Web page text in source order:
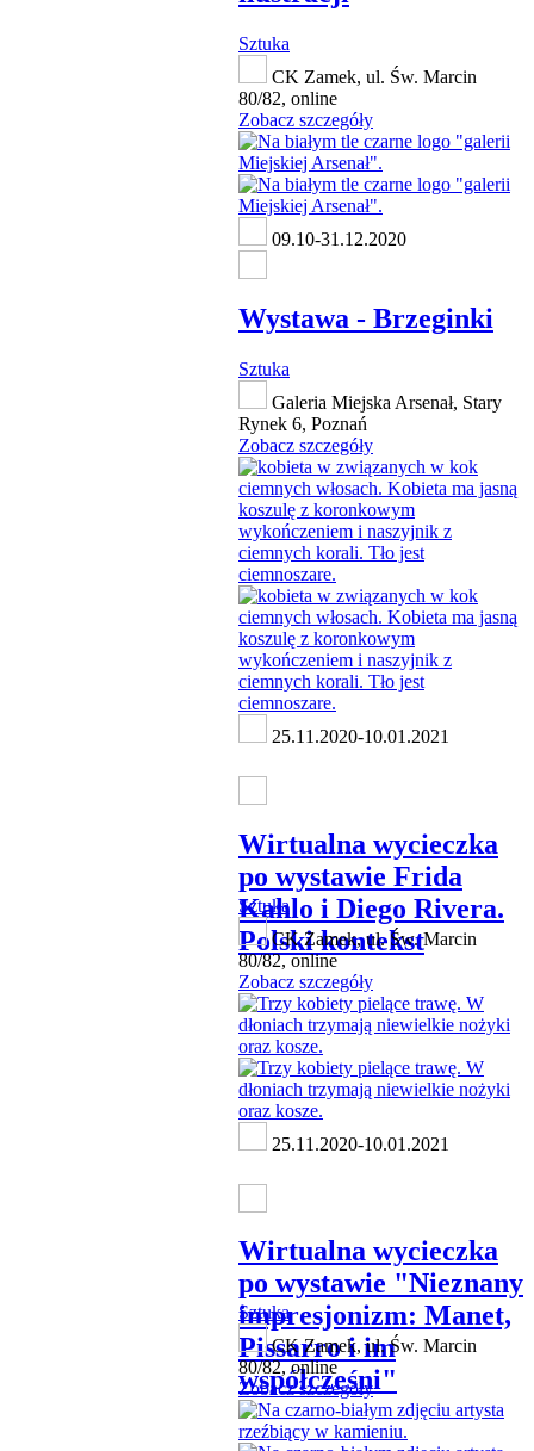
Sztuka
CK Zamek, ul. Św. Marcin
80/82, online
Zobacz szczegóły
09.10-31.12.2020
Wystawa - Brzeginki
Sztuka
Galeria Miejska Arsenał, Stary
Rynek 6, Poznań
Zobacz szczegóły
25.11.2020-10.01.2021
Wirtualna wycieczka
po wystawie Frida
Kahlo i Diego Rivera.
Polski kontekst
Sztuka
CK Zamek, ul. Św. Marcin
80/82, online
Zobacz szczegóły
25.11.2020-10.01.2021
Wirtualna wycieczka
po wystawie "Nieznany
impresjonizm: Manet,
Pissarro i im
współcześni"
Sztuka
CK Zamek, ul. Św. Marcin
80/82, online
Zobacz szczegóły